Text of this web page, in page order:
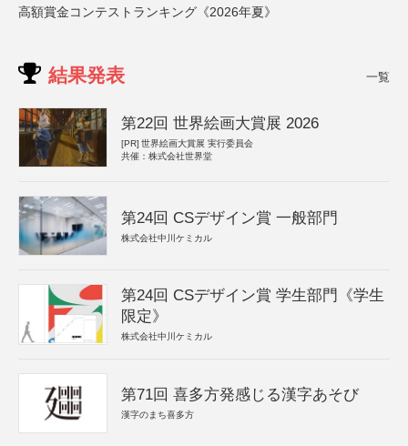
高額賞金コンテストランキング《2026年夏》
結果発表 一覧
第22回 世界絵画大賞展 2026
[PR] 世界絵画大賞展 実行委員会
共催：株式会社世界堂
第24回 CSデザイン賞 一般部門
株式会社中川ケミカル
第24回 CSデザイン賞 学生部門《学生
限定》
株式会社中川ケミカル
第71回 喜多方発感じる漢字あそび
漢字のまち喜多方